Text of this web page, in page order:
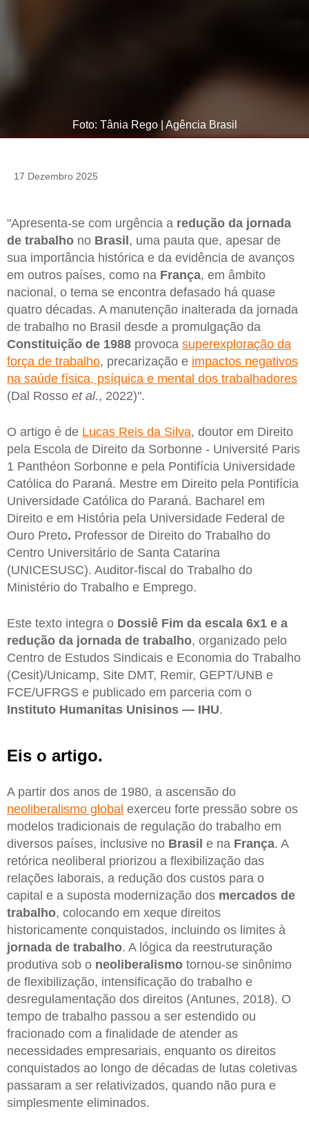
Foto: Tânia Rego | Agência Brasil
17 Dezembro 2025
"Apresenta-se com urgência a redução da jornada
de trabalho no Brasil , uma pauta que, apesar de
sua importância histórica e da evidência de avanços
em outros países, como na França, em âmbito
nacional, o tema se encontra defasado há quase
quatro décadas. A manutenção inalterada da jornada
de trabalho no Brasil desde a promulgação da
Constituição de 1988 provoca superexploração da
força de trabalho, precarização e impactos negativos
na saúde física, psíquica e mental dos trabalhadores
(Dal Rosso et al., 2022)".
O artigo é de Lucas Reis da Silva, doutor em Direito
pela Escola de Direito da Sorbonne - Université Paris
1 Panthéon Sorbonne e pela Pontifícia Universidade
Católica do Paraná. Mestre em Direito pela Pontifícia
Universidade Católica do Paraná. Bacharel em
Direito e em História pela Universidade Federal de
Ouro Preto. Professor de Direito do Trabalho do
Centro Universitário de Santa Catarina
(UNICESUSC). Auditor-fiscal do Trabalho do
Ministério do Trabalho e Emprego.
Este texto integra o Dossiê Fim da escala 6x1 e a
redução da jornada de trabalho, organizado pelo
Centro de Estudos Sindicais e Economia do Trabalho
(Cesit)/Unicamp, Site DMT, Remir, GEPT/UNB e
FCE/UFRGS e publicado em parceria com o
Instituto Humanitas Unisinos — IHU.
Eis o artigo.
A partir dos anos de 1980, a ascensão do
neoliberalismo global exerceu forte pressão sobre os
modelos tradicionais de regulação do trabalho em
diversos países, inclusive no Brasil e na França. A
retórica neoliberal priorizou a flexibilização das
relações laborais, a redução dos custos para o
capital e a suposta modernização dos mercados de
trabalho, colocando em xeque direitos
historicamente conquistados, incluindo os limites à
jornada de trabalho. A lógica da reestruturação
produtiva sob o neoliberalismo tornou-se sinônimo
de flexibilização, intensificação do trabalho e
desregulamentação dos direitos (Antunes, 2018). O
tempo de trabalho passou a ser estendido ou
fracionado com a finalidade de atender as
necessidades empresariais, enquanto os direitos
conquistados ao longo de décadas de lutas coletivas
passaram a ser relativizados, quando não pura e
simplesmente eliminados.